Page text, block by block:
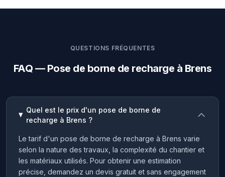
QUESTIONS FRÉQUENTES
FAQ — Pose de borne de recharge à Brens
Quel est le prix d'un pose de borne de
recharge à Brens ?
Le tarif d'un pose de borne de recharge à Brens varie
selon la nature des travaux, la complexité du chantier et
les matériaux utilisés. Pour obtenir une estimation
précise, demandez un devis gratuit et sans engagement